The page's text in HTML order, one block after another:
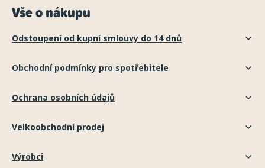
Vše o nákupu
Odstoupení od kupní smlouvy do 14 dnů
Obchodní podmínky pro spotřebitele
Ochrana osobních údajů
Velkoobchodní prodej
Výrobci